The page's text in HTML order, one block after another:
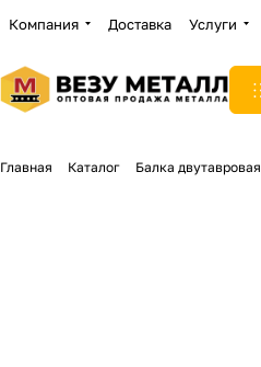
Компания Доставка Услуги
Главная Каталог Балка двутавровая